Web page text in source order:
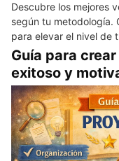
Descubre los mejores
según tu metodología.
para elevar el nivel de
Guía para
exitoso y